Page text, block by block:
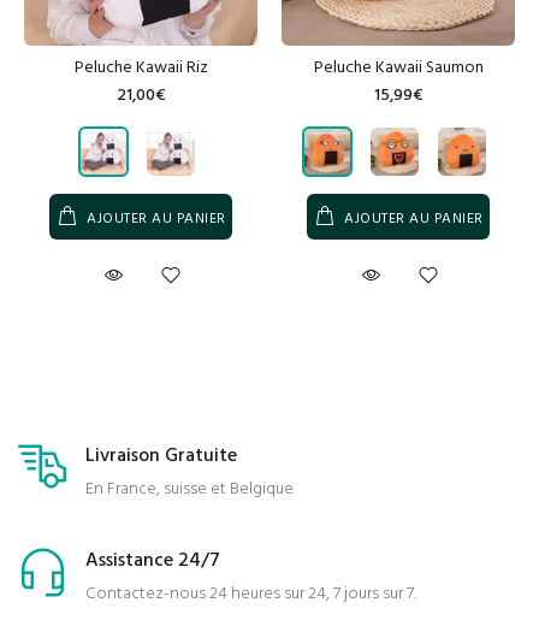
Peluche Kawaii Riz
21,00€
AJOUTER AU PANIER
Peluche Kawaii Saumon
15,99€
AJOUTER AU PANIER
Livraison Gratuite
En France, suisse et Belgique
Assistance 24/7
Contactez-nous 24 heures sur 24, 7 jours sur 7.